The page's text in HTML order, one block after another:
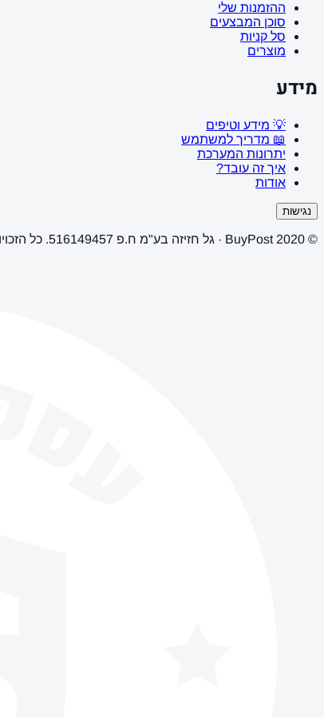
ההזמנות שלי
סוכן המבצעים
סל קניות
מוצרים
מידע
💡 מידע וטיפים
📖 מדריך למשתמש
יתרונות המערכת
איך זה עובד?
אודות
נגישות
© 2020 BuyPost · גל חזיזה בע"מ ח.פ 516149457. כל הזכויות שמורות.